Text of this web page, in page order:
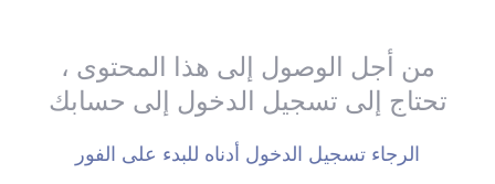
من أجل الوصول إلى هذا المحتوى ،
تحتاج إلى تسجيل الدخول إلى حسابك
الرجاء تسجيل الدخول أدناه للبدء على الفور